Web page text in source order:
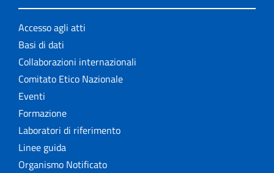
Accesso agli atti
Basi di dati
Collaborazioni internazionali
Comitato Etico Nazionale
Eventi
Formazione
Laboratori di riferimento
Linee guida
Organismo Notificato